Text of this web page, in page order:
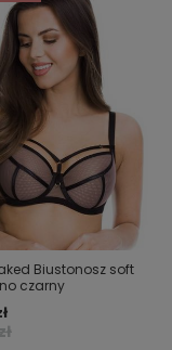
Biustonosz soft
czarny